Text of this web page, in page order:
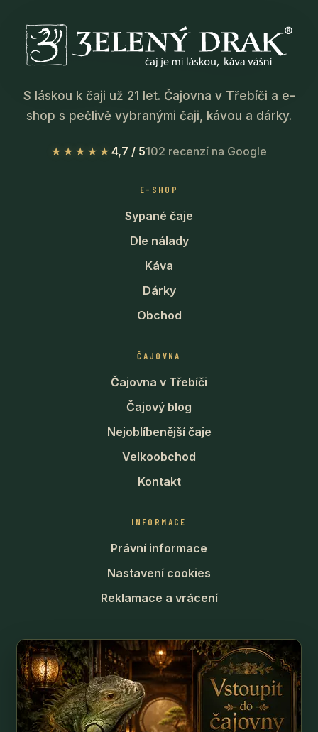
S láskou k čaji už 21 let. Čajovna v Třebíči a e-
shop s pečlivě vybranými čaji, kávou a dárky.
★★★★★ 4,7 / 5102 recenzí na Google
E-SHOP
Sypané čaje
Dle nálady
Káva
Dárky
Obchod
ČAJOVNA
Čajovna v Třebíči
Čajový blog
Nejoblíbenější čaje
Velkoobchod
Kontakt
INFORMACE
Právní informace
Nastavení cookies
Reklamace a vrácení